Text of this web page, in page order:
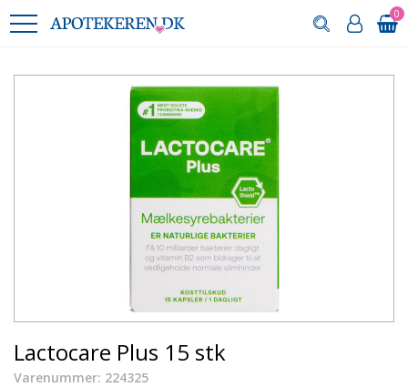
0
Lactocare Plus 15 stk
Varenummer: 224325